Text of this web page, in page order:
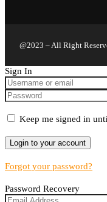
@2023 – All Right
Sign In
Keep me signed in
Forgot your password?
Password Recovery